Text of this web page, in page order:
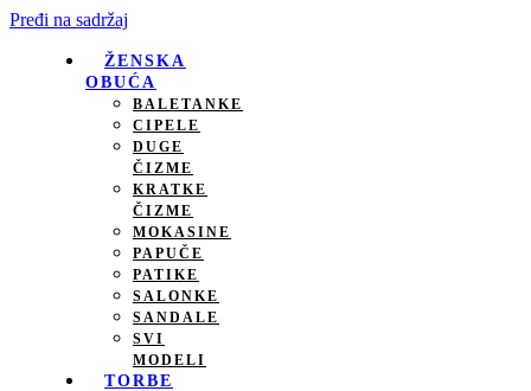
Pređi na sadržaj
ŽENSKA
OBUĆA
BALETANKE
CIPELE
DUGE
ČIZME
KRATKE
ČIZME
MOKASINE
PAPUČE
PATIKE
SALONKE
SANDALE
SVI
MODELI
TORBE